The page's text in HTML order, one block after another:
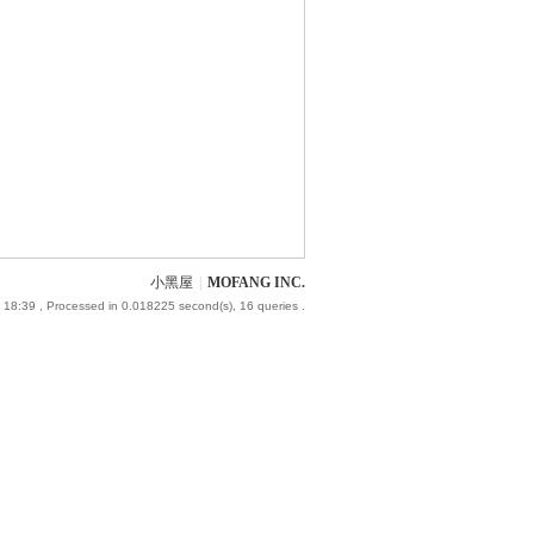
小黑屋 MOFANG INC.
18:39 , Processed in 0.018225 second(s), 16 queries .